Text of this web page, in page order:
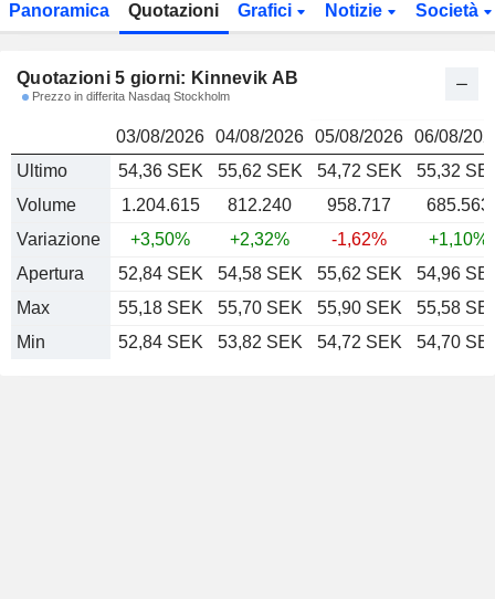
Panoramica Quotazioni Grafici Notizie Società
Quotazioni 5 giorni: Kinnevik AB
Prezzo in differita Nasdaq Stockholm
03/08/2026 04/08/2026 05/08/2026 06/08/
Ultimo
54,36 SEK 55,62 SEK 54,72 SEK
55,32
Volume
1.204.615 812.240 958.717
685.563
Variazione
+3,50% +2,32% -1,62%
+1,10%
Apertura
52,84 SEK 54,58 SEK 55,62 SEK
54,96
Max
55,18 SEK 55,70 SEK 55,90 SEK
55,58
Min
52,84 SEK 53,82 SEK 54,72 SEK 54,70